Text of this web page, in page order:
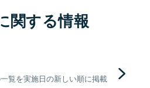
関する情報
覧を実施日の新しい順に掲載